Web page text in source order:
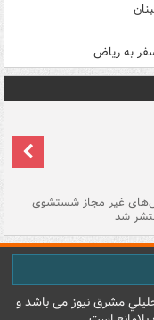
به ریاض
غیر مجاز شستشوی
شد
مشرق نيوز می باشد و